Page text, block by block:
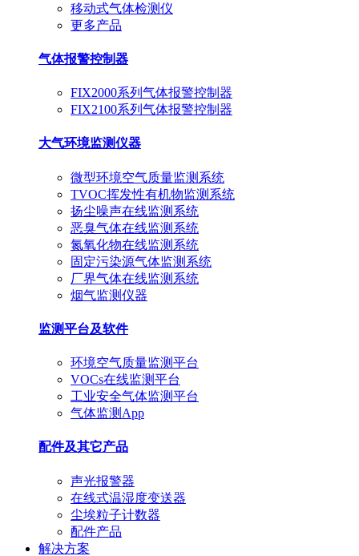
移动式气体检测仪
更多产品
气体报警控制器
FIX2000系列气体报警控制器
FIX2100系列气体报警控制器
大气环境监测仪器
微型环境空气质量监测系统
TVOC挥发性有机物监测系统
扬尘噪声在线监测系统
恶臭气体在线监测系统
氮氧化物在线监测系统
固定污染源气体监测系统
厂界气体在线监测系统
烟气监测仪器
监测平台及软件
环境空气质量监测平台
VOCs在线监测平台
工业安全气体监测平台
气体监测App
配件及其它产品
声光报警器
在线式温湿度变送器
尘埃粒子计数器
配件产品
解决方案